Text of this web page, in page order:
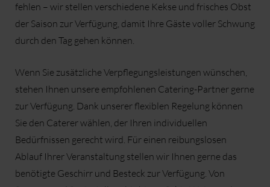
fehlen – wir stellen verschiedene Kekse und frisches Obst
der Saison zur Verfügung, damit Ihre Gäste voller Schwung
durch den Tag gehen können.
Wenn Sie zusätzliche Verpflegungsleistungen wünschen,
stehen Ihnen unsere empfohlenen Catering-Partner gerne
zur Verfügung. Dank unserer flexiblen Regelung können
Sie den Caterer wählen, der Ihren individuellen
Bedürfnissen gerecht wird. Für einen reibungslosen
Ablauf Ihrer Veranstaltung stellen wir Ihnen gerne das
benötigte Geschirr und Besteck zur Verfügung. Von